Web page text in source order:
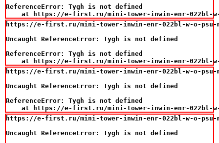
ReferenceError: Tygh is not defined
at https://e-first.ru/mini-tower-inwin-enr-022bl-
https://e-first.ru/mini-tower-inwin-enr-022bl-w-o-psu-
Uncaught ReferenceError: Tygh is not defined
ReferenceError: Tygh is not defined
at https://e-first.ru/mini-tower-inwin-enr-022bl-
https://e-first.ru/mini-tower-inwin-enr-022bl-w-o-psu-
Uncaught ReferenceError: Tygh is not defined
ReferenceError: Tygh is not defined
at https://e-first.ru/mini-tower-inwin-enr-022bl-
https://e-first.ru/mini-tower-inwin-enr-022bl-w-o-psu-
Uncaught ReferenceError: Tygh is not defined